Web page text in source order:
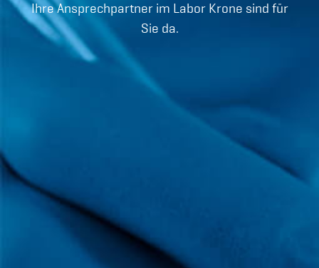
Ihre Ansprechpartner im Labor Krone sind für
Sie da.